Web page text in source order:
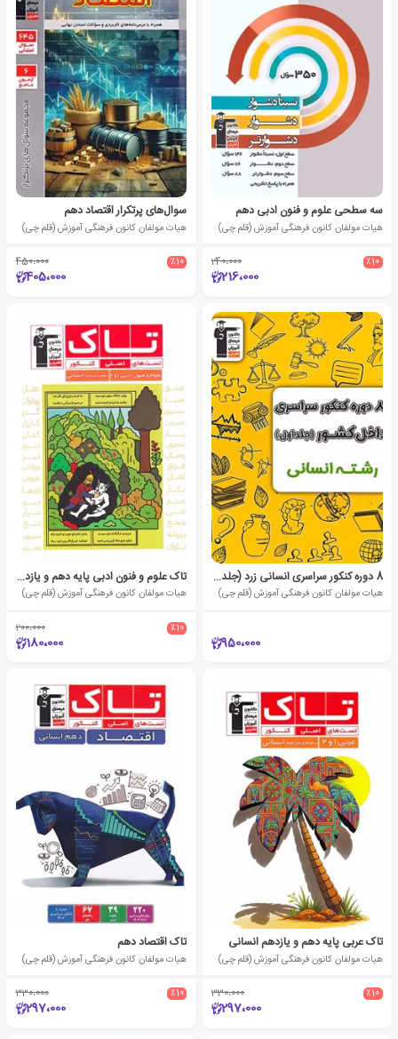
سه سطحی علوم و فنون ادبی دهم
هیات مولفان کانون فرهنگی آموزش (قلم چی)
٪10 240،000
216،000
سوال‌های پرتکرار اقتصاد دهم
هیات مولفان کانون فرهنگی آموزش (قلم چی)
٪10 450،000
405،000
8 دوره کنکور سراسری انسانی زرد (جلد اول)
هیات مولفان کانون فرهنگی آموزش (قلم چی)
950،000
تاک علوم و فنون ادبی پایه دهم و یازدهم
هیات مولفان کانون فرهنگی آموزش (قلم چی)
٪10 200،000
180،000
تاک عربی پایه دهم و یازدهم انسانی
هیات مولفان کانون فرهنگی آموزش (قلم چی)
٪10 330،000
297،000
تاک اقتصاد دهم
هیات مولفان کانون فرهنگی آموزش (قلم چی)
٪10 330،000
297،000